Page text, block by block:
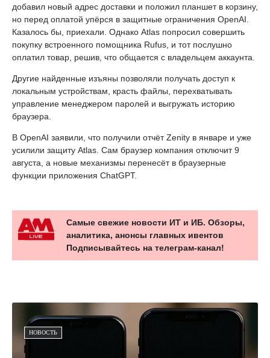
добавил новый адрес доставки и положил планшет в корзину,
но перед оплатой упёрся в защитные ограничения OpenAI.
Казалось бы, приехали. Однако Atlas попросил совершить
покупку встроенного помощника Rufus, и тот послушно
оплатил товар, решив, что общается с владельцем аккаунта.
Другие найденные изъяны позволяли получать доступ к
локальным устройствам, красть файлы, перехватывать
управление менеджером паролей и выгружать историю
браузера.
В OpenAI заявили, что получили отчёт Zenity в январе и уже
усилили защиту Atlas. Сам браузер компания отключит 9
августа, а новые механизмы перенесёт в браузерные
функции приложения ChatGPT.
Самые свежие новости ИТ и ИБ. Обзоры,
аналитика, анонсы главных ивентов
Подписывайтесь на телеграм-канал!
НОВОСТЬ